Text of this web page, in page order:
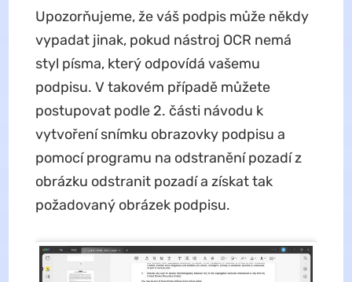
Upozorňujeme, že váš podpis může někdy
vypadat jinak, pokud nástroj OCR nemá
styl písma, který odpovídá vašemu
podpisu. V takovém případě můžete
postupovat podle 2. části návodu k
vytvoření snímku obrazovky podpisu a
pomocí programu na odstranění pozadí z
obrázku odstranit pozadí a získat tak
požadovaný obrázek podpisu.